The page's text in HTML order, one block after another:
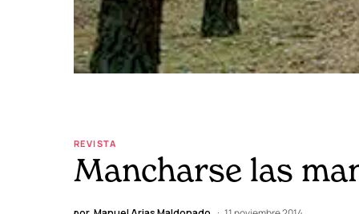
REVISTA
Mancharse las